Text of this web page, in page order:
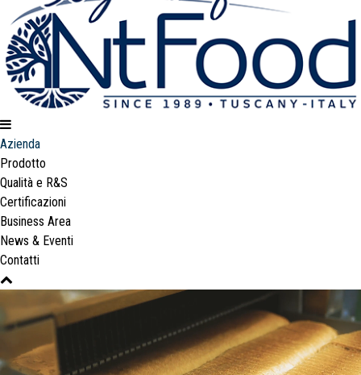
Azienda
Prodotto
Qualità e R&S
Certificazioni
Business Area
News & Eventi
Contatti